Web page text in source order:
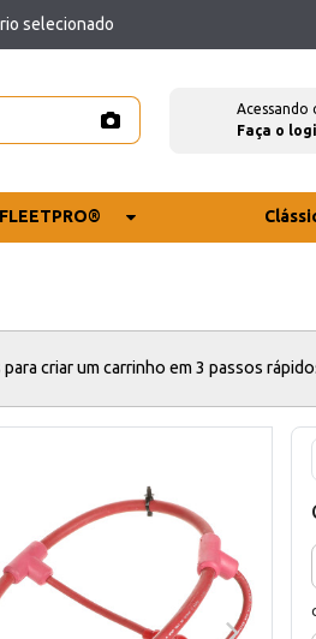
selecionado
Acessando
Faça o
FLEETPRO®
criar um carrinho em 3 passos